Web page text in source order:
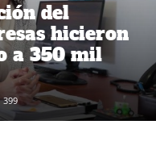
del
hicieron
a 350 mil
399